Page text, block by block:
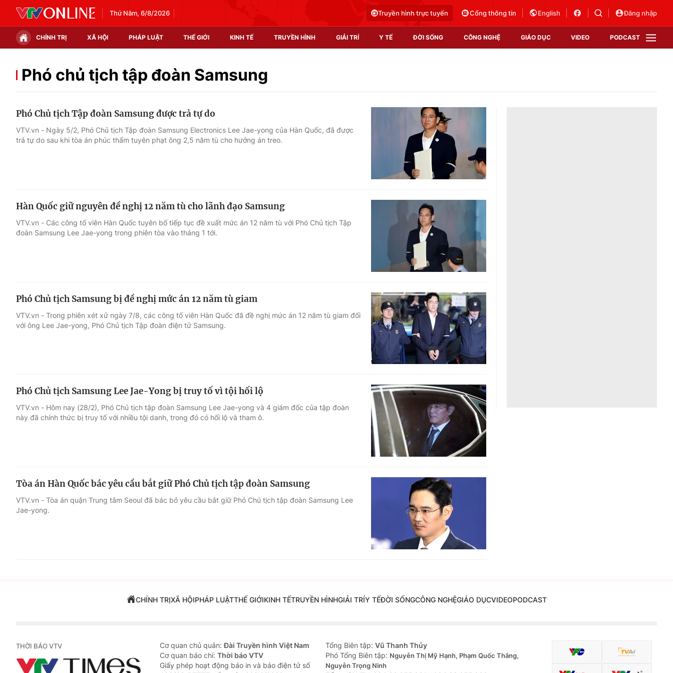
Thứ Năm, 6/8/2026 Truyền hình trực tuyến Cổng thông tin English Đăng nhập
CHÍNH TRỊ XÃ HỘI PHÁP LUẬT THẾ GIỚI KINH TẾ TRUYỀN HÌNH GIẢI TRÍ Y TẾ ĐỜI SỐNG CÔNG NGHỆ GIÁO DỤC VIDEO PODCAST
Chính trị Xã hội
Thế giới đó đây
Thị trường
Hậu trường
Shorts video
Podcast
EMagazine
Photo
Infographic
Góc ảnh
Điện ảnh
Âm nhạc
Sao
Du lịch
Làm đẹp
Chất lượng cuộc sống
Học trực tuyến
Công nghệ
Hitech Công nghệ tương lai
Sản phẩm
Thị trường
Tư vấn
VTV Sức khoẻ
Phó chủ tịch tập đoàn Samsung
Phó Chủ tịch Tập đoàn Samsung được trả tự do
VTV.vn - Ngày 5/2, Phó Chủ tịch Tập đoàn Samsung Electronics Lee Jae-yong của Hàn Quốc, đã được
trả tự do sau khi tòa án phúc thẩm tuyên phạt ông 2,5 năm tù cho hưởng án treo.
Hàn Quốc giữ nguyên đề nghị 12 năm tù cho lãnh đạo Samsung
VTV.vn - Các công tố viên Hàn Quốc tuyên bố tiếp tục đề xuất mức án 12 năm tù với Phó Chủ tịch Tập
đoàn Samsung Lee Jae-yong trong phiên tòa vào tháng 1 tới.
Phó Chủ tịch Samsung bị đề nghị mức án 12 năm tù giam
VTV.vn - Trong phiên xét xử ngày 7/8, các công tố viên Hàn Quốc đã đề nghị mức án 12 năm tù giam đối
với ông Lee Jae-yong, Phó Chủ tịch Tập đoàn điện tử Samsung.
Phó Chủ tịch Samsung Lee Jae-Yong bị truy tố vì tội hối lộ
VTV.vn - Hôm nay (28/2), Phó Chủ tịch tập đoàn Samsung Lee Jae-yong và 4 giám đốc của tập đoàn
này đã chính thức bị truy tố với nhiều tội danh, trong đó có hối lộ và tham ô.
Tòa án Hàn Quốc bác yêu cầu bắt giữ Phó Chủ tịch tập đoàn Samsung
VTV.vn - Tòa án quận Trung tâm Seoul đã bác bỏ yêu cầu bắt giữ Phó Chủ tịch tập đoàn Samsung Lee
Jae-yong.
CHÍNH TRỊXÃ HỘIPHÁP LUẬTTHẾ GIỚIKINH TẾTRUYỀN HÌNHGIẢI TRÍY TẾĐỜI SỐNGCÔNG NGHỆGIÁO DỤCVIDEOPODCAST
THỜI BÁO VTV Cơ quan chủ quản:Đài Truyền hình Việt Nam
Cơ quan báo chí: Thời báo VTV
Giấy phép hoạt động báo in và báo điện tử số
Tổng Biên tập: Vũ Thanh Thủy
Phó Tổng Biên tập: Nguyễn Thị Mỹ Hạnh, Phạm Quốc Thắng,
Nguyễn Trọng Ninh